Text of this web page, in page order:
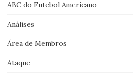
ABC do Futebol Americano
Análises
Área de Membros
Ataque